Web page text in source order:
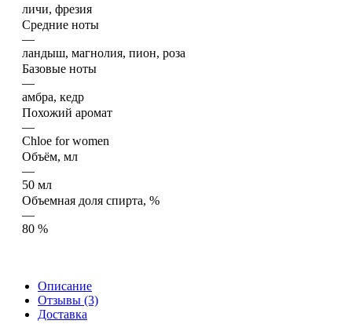
личи, фрезия
Средние ноты
—
ландыш, магнолия, пион, роза
Базовые ноты
—
амбра, кедр
Похожий аромат
—
Chloe for women
Объём, мл
—
50 мл
Объемная доля спирта, %
—
80 %
Описание
Отзывы (3)
Доставка